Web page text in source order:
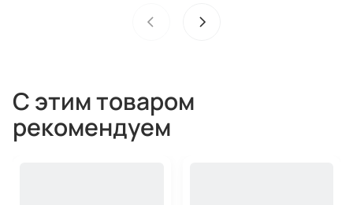
С этим товаром
рекомендуем